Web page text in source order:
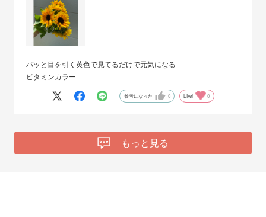
パッと目を引く黄色で見てるだけで元気になる
ビタミンカラー
参考になった 0 Like! 0
もっと見る